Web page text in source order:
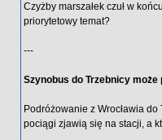
Czyżby marszałek czuł w
priorytetowy temat?
---
Szynobus do Trzebnicy może
Podróżowanie z Wrocławia
pociągi zjawią się na stacji, a